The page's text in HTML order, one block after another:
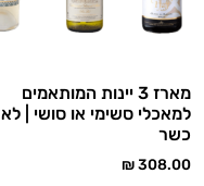
מארז 3 יינות המותאמים
למאכלי סשימי או סושי | לא
כשר
₪308.00